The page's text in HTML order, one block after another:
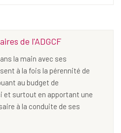
de l'ADGCF
la main avec ses
à la fois la pérennité de
au budget de
et surtout en apportant une
à la conduite de ses